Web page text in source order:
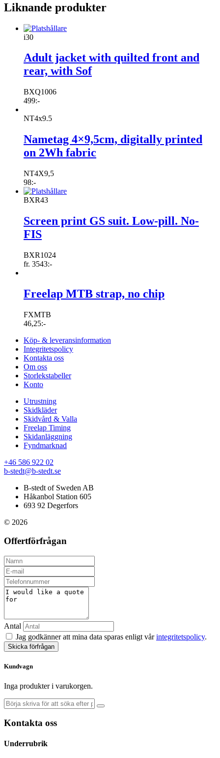
Liknande produkter
i30
Adult jacket with quilted front and
rear, with Sof
BXQ1006
499:-
NT4x9.5
Nametag 4×9,5cm, digitally printed
on 2Wh fabric
NT4X9,5
98:-
BXR43
Screen print GS suit. Low-pill. No-
FIS
BXR1024
fr. 3543:-
Freelap MTB strap, no chip
FXMTB
46,25:-
Köp- & leveransinformation
Integritetspolicy
Kontakta oss
Om oss
Storlekstabeller
Konto
Utrustning
Skidkläder
Skidvård & Valla
Freelap Timing
Skidanläggning
Fyndmarknad
+46 586 922 02
b-stedt@b-stedt.se
B-stedt of Sweden AB
Håkanbol Station 605
693 92 Degerfors
© 2026
Offertförfrågan
Antal
Jag godkänner att mina data sparas enligt vårintegritetspolicy.
Skicka förfrågan
Kundvagn
Inga produkter i varukorgen.
Kontakta oss
Underrubrik